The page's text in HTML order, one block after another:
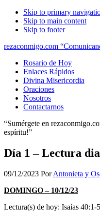
Skip to primary
Skip to main content
Skip to footer
rezaconmigo.com
Rosario de Hoy
Enlaces Rápidos
Divina Misericordia
Oraciones
Nosotros
Contactarnos
“Sumérgete en
espíritu!”
Día 1 – Lectura
09/12/2023 PorAntonieta y
DOMINGO – 10/12/23
Lectura(s) de hoy: Isaías